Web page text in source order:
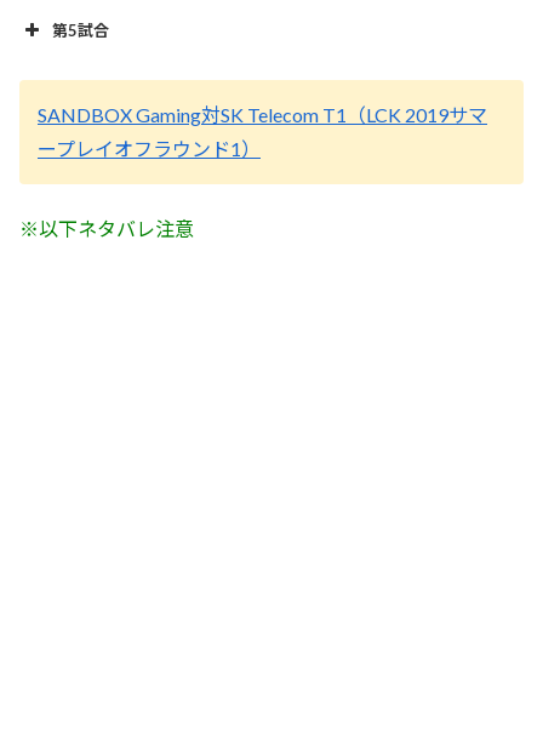
第5試合
SANDBOX Gaming対SK Telecom T1（LCK 2019サマ
ープレイオフラウンド1）
※以下ネタバレ注意